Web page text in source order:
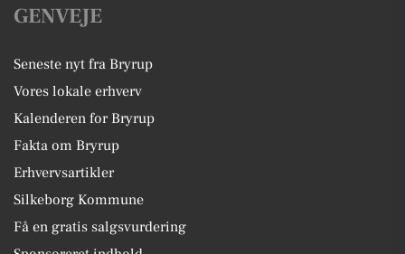
GENVEJE
Seneste nyt fra Bryrup
Vores lokale erhverv
Kalenderen for Bryrup
Fakta om Bryrup
Erhvervsartikler
Silkeborg Kommune
Få en gratis salgsvurdering